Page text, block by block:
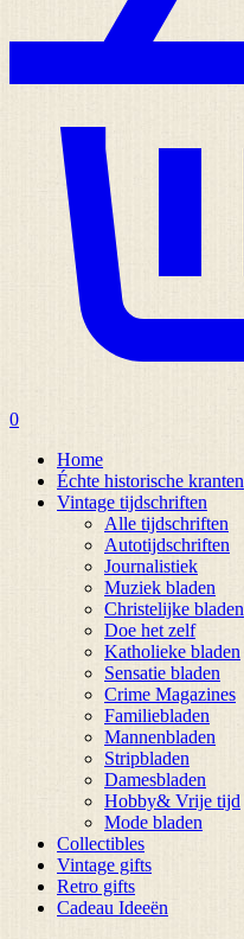
0
Home
Échte historische kranten
Vintage tijdschriften
Alle tijdschriften
Autotijdschriften
Journalistiek
Muziek bladen
Christelijke bladen
Doe het zelf
Katholieke bladen
Sensatie bladen
Crime Magazines
Familiebladen
Mannenbladen
Stripbladen
Damesbladen
Hobby& Vrije tijd
Mode bladen
Collectibles
Vintage gifts
Retro gifts
Cadeau Ideeën